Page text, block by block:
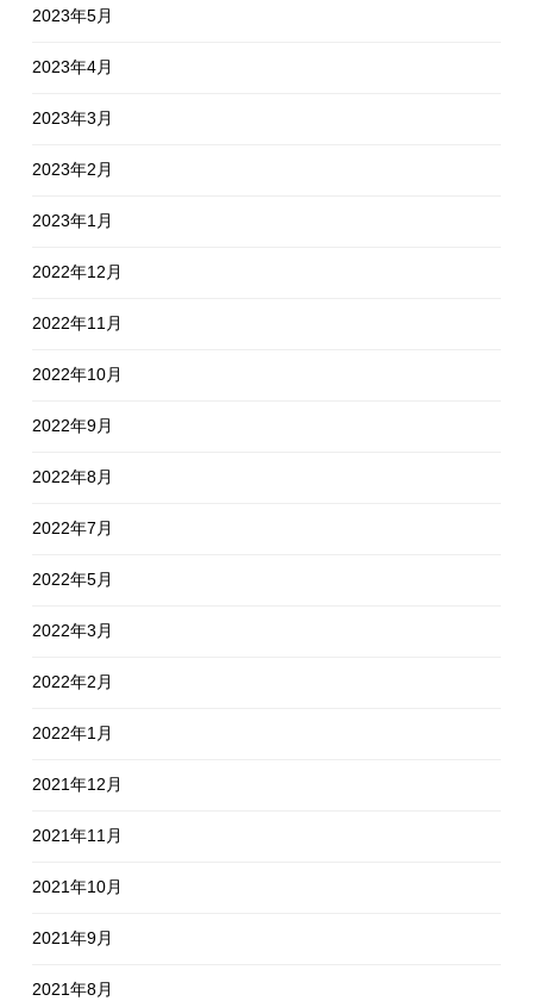
2023年5月
2023年4月
2023年3月
2023年2月
2023年1月
2022年12月
2022年11月
2022年10月
2022年9月
2022年8月
2022年7月
2022年5月
2022年3月
2022年2月
2022年1月
2021年12月
2021年11月
2021年10月
2021年9月
2021年8月